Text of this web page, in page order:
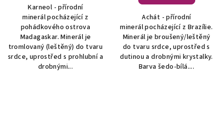
Karneol - přírodní
minerál pocházející z
pohádkového ostrova
Madagaskar. Minerál je
tromlovaný (leštěný) do tvaru
srdce, uprostřed s prohlubní a
drobnými...
Achát - přírodní
minerál pocházející z Brazílie.
Minerál je broušený/leštěný
do tvaru srdce, uprostřed s
dutinou a drobnými krystalky.
Barva šedo-bílá....